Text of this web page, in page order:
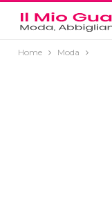
Home Moda